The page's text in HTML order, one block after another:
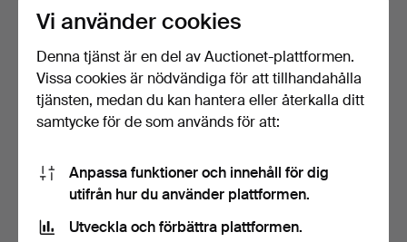
CRAGSTAN, "The Busy
Housekeeper", batteri,…
Klubbades 8 apr 2026
10 bud
NOMURA TOY LTD, "Magic
Action Bulldozer", …
Klubbades 8 apr 2026
5 bud
Vi använder cookies
Denna tjänst är en del av Auctionet-plattformen.
Vissa cookies är nödvändiga för att tillhandahålla
tjänsten, medan du kan hantera eller återkalla ditt
samtycke för de som används för att:
Anpassa funktioner och innehåll för dig
utifrån hur du använder plattformen.
Utveckla och förbättra plattformen.